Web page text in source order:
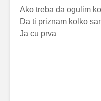
Ako treba da ogulim
Da ti priznam kolko
Ja cu prva